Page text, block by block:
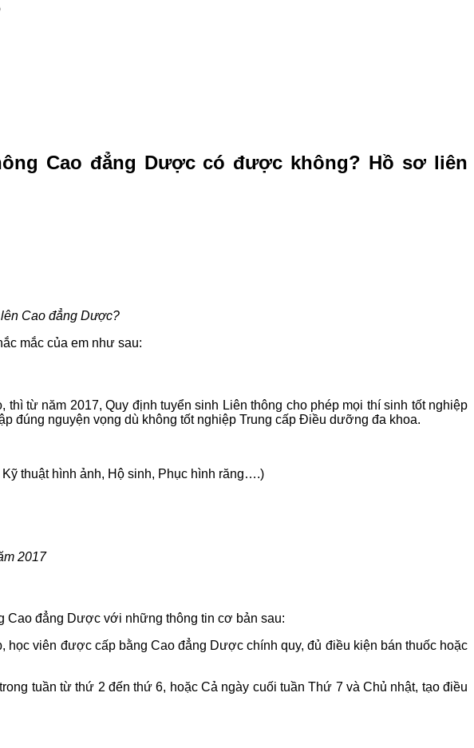
Cao đẳng Dược có được không? Hồ sơ liên
Cao đẳng Dược?
mắc của em như sau:
thì từ năm 2017, Quy định tuyển sinh Liên thông cho phép mọi thí sinh tốt nghiệp
đúng nguyện vọng dù không tốt nghiệp Trung cấp Điều dưỡng đa khoa.
thuật hình ảnh, Hộ sinh, Phục hình răng….)
2017
Cao đẳng Dược với những thông tin cơ bản sau:
viên được cấp bằng Cao đẳng Dược chính quy, đủ điều kiện bán thuốc hoặc
tuần từ thứ 2 đến thứ 6, hoặc Cả ngày cuối tuần Thứ 7 và Chủ nhật, tạo điều